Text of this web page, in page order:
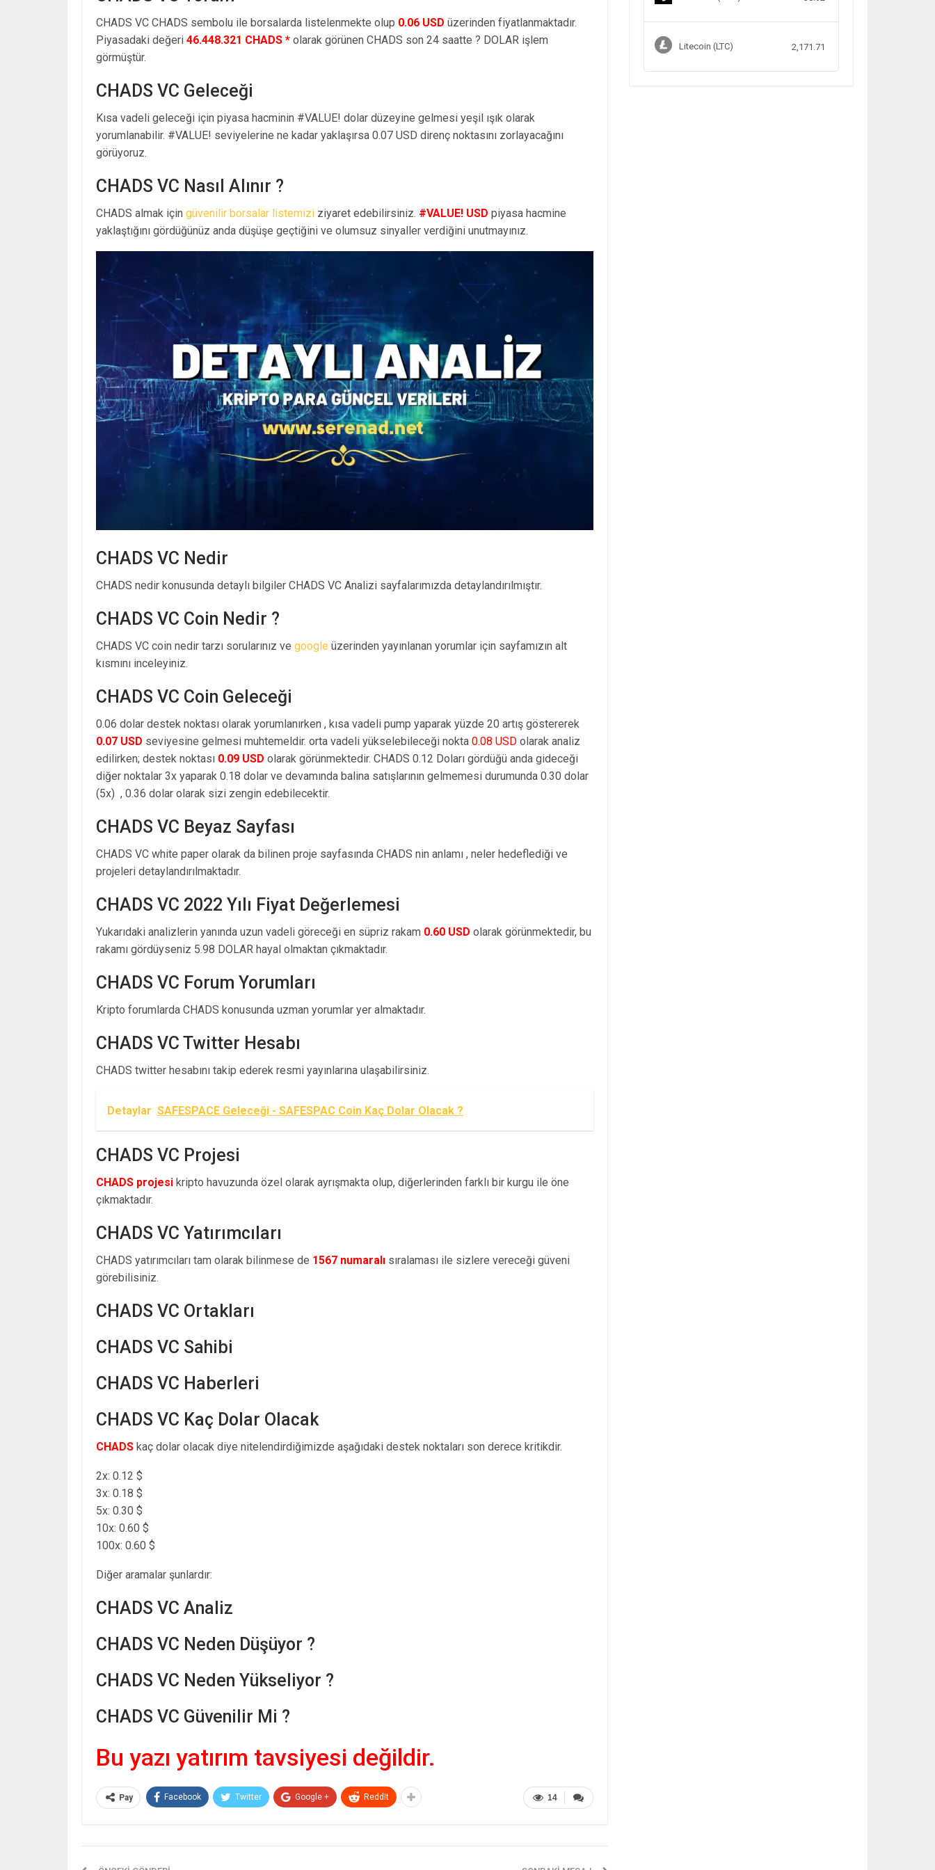
CHADS VC CHADS sembolu ile borsalarda listelenmekte olup 0.06 USD üzerinden fiyatlanmaktadır.
Piyasadaki değeri 46.448.321 CHADS * olarak görünen CHADS son 24 saatte ? DOLAR işlem
görmüştür.
CHADS VC Geleceği
Kısa vadeli geleceği için piyasa hacminin #VALUE! dolar düzeyine gelmesi yeşil ışık olarak
yorumlanabilir. #VALUE! seviyelerine ne kadar yaklaşırsa 0.07 USD direnç noktasını zorlayacağını
görüyoruz.
CHADS VC Nasıl Alınır ?
CHADS almak için güvenilir borsalar listemizi ziyaret edebilirsiniz. #VALUE! USD piyasa hacmine
yaklaştığını gördüğünüz anda düşüşe geçtiğini ve olumsuz sinyaller verdiğini unutmayınız.
CHADS VC Nedir
CHADS nedir konusunda detaylı bilgiler CHADS VC Analizi sayfalarımızda detaylandırılmıştır.
CHADS VC Coin Nedir ?
CHADS VC coin nedir tarzı sorularınız ve google üzerinden yayınlanan yorumlar için sayfamızın alt
kısmını inceleyiniz.
CHADS VC Coin Geleceği
0.06 dolar destek noktası olarak yorumlanırken , kısa vadeli pump yaparak yüzde 20 artış göstererek
0.07 USD seviyesine gelmesi muhtemeldir. orta vadeli yükselebileceği nokta 0.08 USD olarak analiz
edilirken; destek noktası 0.09 USD olarak görünmektedir. CHADS 0.12 Doları gördüğü anda gideceği
diğer noktalar 3x yaparak 0.18 dolar ve devamında balina satışlarının gelmemesi durumunda 0.30 dolar
(5x) , 0.36 dolar olarak sizi zengin edebilecektir.
CHADS VC Beyaz Sayfası
CHADS VC white paper olarak da bilinen proje sayfasında CHADS nin anlamı , neler hedeflediği ve
projeleri detaylandırılmaktadır.
CHADS VC 2022 Yılı Fiyat Değerlemesi
Yukarıdaki analizlerin yanında uzun vadeli göreceği en süpriz rakam 0.60 USD olarak görünmektedir, bu
rakamı gördüyseniz 5.98 DOLAR hayal olmaktan çıkmaktadır.
CHADS VC Forum Yorumları
Kripto forumlarda CHADS konusunda uzman yorumlar yer almaktadır.
CHADS VC Twitter Hesabı
CHADS twitter hesabını takip ederek resmi yayınlarına ulaşabilirsiniz.
Detaylar SAFESPACE Geleceği - SAFESPAC Coin Kaç Dolar Olacak ?
CHADS VC Projesi
CHADS projesi kripto havuzunda özel olarak ayrışmakta olup, diğerlerinden farklı bir kurgu ile öne
çıkmaktadır.
CHADS VC Yatırımcıları
CHADS yatırımcıları tam olarak bilinmese de 1567 numaralı sıralaması ile sizlere vereceği güveni
görebilisiniz.
CHADS VC Ortakları
CHADS VC Sahibi
CHADS VC Haberleri
CHADS VC Kaç Dolar Olacak
CHADS kaç dolar olacak diye nitelendirdiğimizde aşağıdaki destek noktaları son derece kritikdir.
2x: 0.12 $
3x: 0.18 $
5x: 0.30 $
10x: 0.60 $
100x: 0.60 $
Diğer aramalar şunlardır:
CHADS VC Analiz
CHADS VC Neden Düşüyor ?
CHADS VC Neden Yükseliyor ?
CHADS VC Güvenilir Mi ?
Bu yazı yatırım tavsiyesi değildir.
14
Pay Facebook Twitter Google + ReddIt
Litecoin (LTC) 2,171.71